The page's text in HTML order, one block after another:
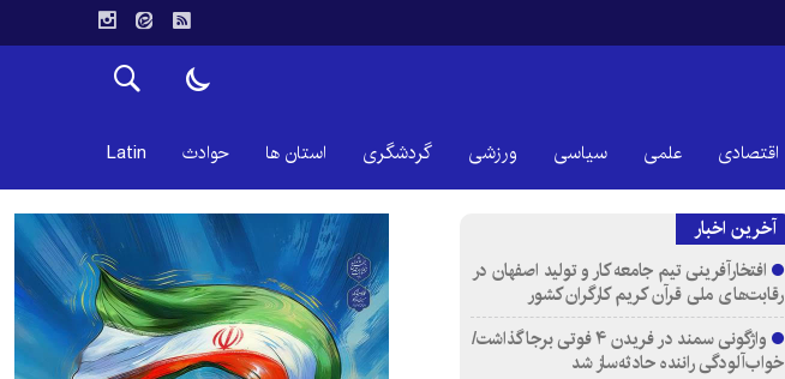
اقتصادی علمی سیاسی ورزشی گردشگری استان ها حوادث Latin
آخرین اخبار
افتخارآفرینی تیم جامعه کار و تولید اصفهان در
رقابت‌های ملی قرآن کریم کارگران کشور
واژگونی سمند در فریدن ۴ فوتی برجا گذاشت/
خواب‌آلودگی راننده حادثه‌ساز شد